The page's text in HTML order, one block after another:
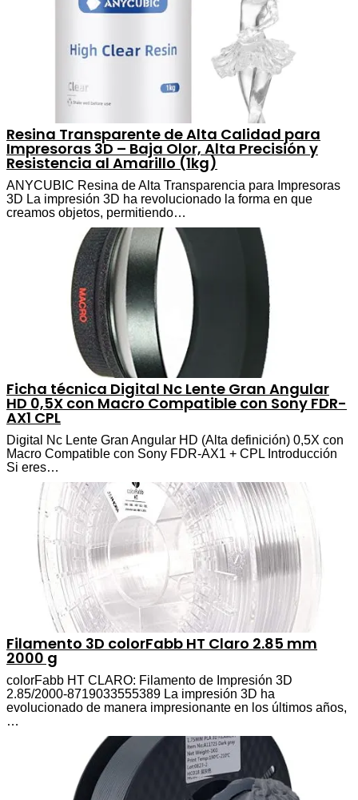
Resina Transparente de Alta Calidad para
Impresoras 3D – Baja Olor, Alta Precisión y
Resistencia al Amarillo (1kg)
ANYCUBIC Resina de Alta Transparencia para Impresoras
3D La impresión 3D ha revolucionado la forma en que
creamos objetos, permitiendo…
Ficha técnica Digital Nc Lente Gran Angular
HD 0,5X con Macro Compatible con Sony FDR-
AX1 CPL
Digital Nc Lente Gran Angular HD (Alta definición) 0,5X con
Macro Compatible con Sony FDR-AX1 + CPL Introducción
Si eres…
Filamento 3D colorFabb HT Claro 2.85 mm
2000 g
colorFabb HT CLARO: Filamento de Impresión 3D
2.85/2000-8719033555389 La impresión 3D ha
evolucionado de manera impresionante en los últimos años,
…